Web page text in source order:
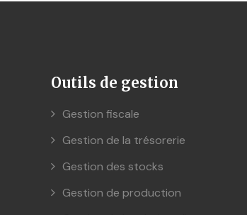
Outils de gestion
Gestion fiscale
Gestion de la trésorerie
Gestion des stocks
Gestion de production